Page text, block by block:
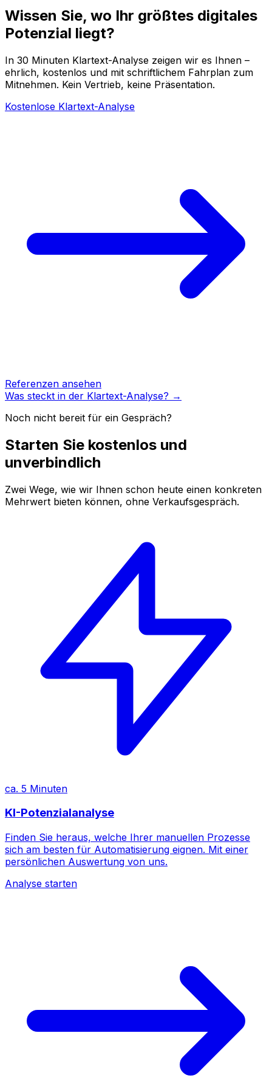
Wissen Sie, wo Ihr größtes digitales
Potenzial liegt?
In 30 Minuten Klartext-Analyse zeigen wir es Ihnen –
ehrlich, kostenlos und mit schriftlichem Fahrplan zum
Mitnehmen. Kein Vertrieb, keine Präsentation.
Kostenlose Klartext-Analyse
Referenzen ansehen
Was steckt in der Klartext-Analyse? →
Noch nicht bereit für ein Gespräch?
Starten Sie kostenlos und
unverbindlich
Zwei Wege, wie wir Ihnen schon heute einen konkreten
Mehrwert bieten können, ohne Verkaufsgespräch.
ca. 5 Minuten
KI-Potenzialanalyse
Finden Sie heraus, welche Ihrer manuellen Prozesse
sich am besten für Automatisierung eignen. Mit einer
persönlichen Auswertung von uns.
Analyse starten